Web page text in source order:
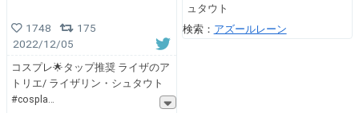
1748
175
2022/12/05
コスプレ🌟タップ推奨 ライザのア
トリエ/ ライザリン・シュタウト
#cospla
ュタウト
検索： アズールレーン